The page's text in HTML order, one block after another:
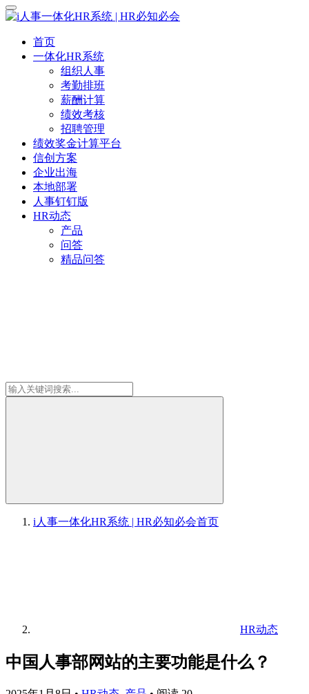
首页
一体化HR系统
组织人事
考勤排班
薪酬计算
绩效考核
招聘管理
绩效奖金计算平台
信创方案
企业出海
本地部署
人事钉钉版
HR动态
产品
问答
精品问答
i人事一体化HR系统 | HR必知必会首页
HR动态
中国人事部网站的主要功能是什么？